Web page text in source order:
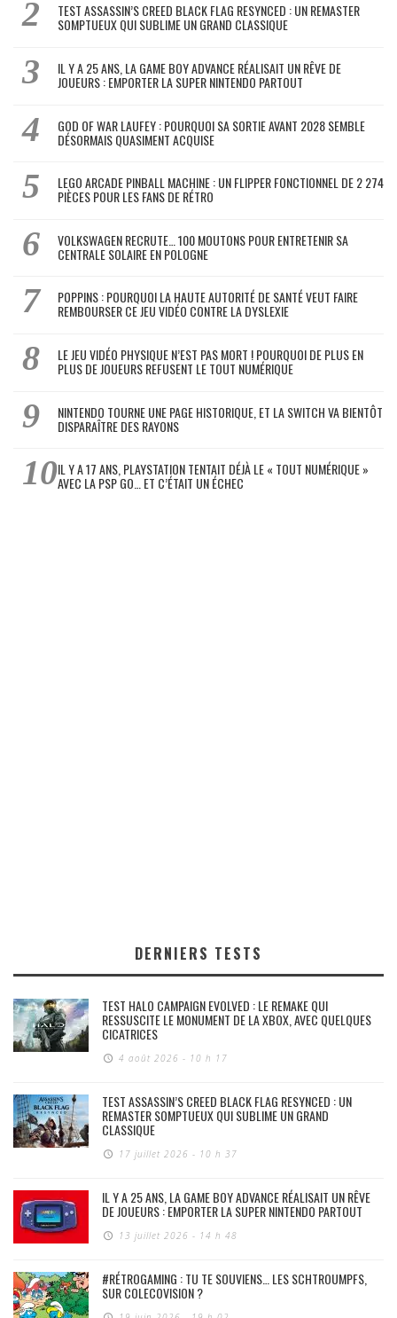
TEST ASSASSIN’S CREED BLACK FLAG RESYNCED : UN REMASTER
SOMPTUEUX QUI SUBLIME UN GRAND CLASSIQUE
IL Y A 25 ANS, LA GAME BOY ADVANCE RÉALISAIT UN RÊVE DE
JOUEURS : EMPORTER LA SUPER NINTENDO PARTOUT
GOD OF WAR LAUFEY : POURQUOI SA SORTIE AVANT 2028 SEMBLE
DÉSORMAIS QUASIMENT ACQUISE
LEGO ARCADE PINBALL MACHINE : UN FLIPPER FONCTIONNEL DE 2 274
PIÈCES POUR LES FANS DE RÉTRO
VOLKSWAGEN RECRUTE… 100 MOUTONS POUR ENTRETENIR SA
CENTRALE SOLAIRE EN POLOGNE
POPPINS : POURQUOI LA HAUTE AUTORITÉ DE SANTÉ VEUT FAIRE
REMBOURSER CE JEU VIDÉO CONTRE LA DYSLEXIE
LE JEU VIDÉO PHYSIQUE N’EST PAS MORT ! POURQUOI DE PLUS EN
PLUS DE JOUEURS REFUSENT LE TOUT NUMÉRIQUE
NINTENDO TOURNE UNE PAGE HISTORIQUE, ET LA SWITCH VA BIENTÔT
DISPARAÎTRE DES RAYONS
IL Y A 17 ANS, PLAYSTATION TENTAIT DÉJÀ LE « TOUT NUMÉRIQUE »
AVEC LA PSP GO… ET C’ÉTAIT UN ÉCHEC
DERNIERS TESTS
TEST HALO CAMPAIGN EVOLVED : LE REMAKE QUI
RESSUSCITE LE MONUMENT DE LA XBOX, AVEC QUELQUES
CICATRICES
4 août 2026 - 10 h 17
TEST ASSASSIN’S CREED BLACK FLAG RESYNCED : UN
REMASTER SOMPTUEUX QUI SUBLIME UN GRAND
CLASSIQUE
17 juillet 2026 - 10 h 37
IL Y A 25 ANS, LA GAME BOY ADVANCE RÉALISAIT UN RÊVE
DE JOUEURS : EMPORTER LA SUPER NINTENDO PARTOUT
13 juillet 2026 - 14 h 48
#RÉTROGAMING : TU TE SOUVIENS… LES SCHTROUMPFS,
SUR COLECOVISION ?